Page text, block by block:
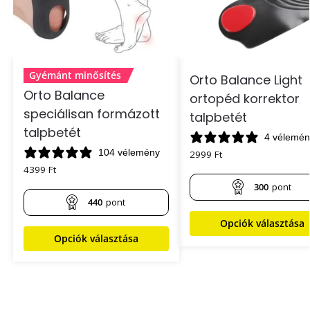
Gyémánt minősítés
Orto Balance
speciálisan formázott
talpbetét
104 vélemény
4399 Ft
440 pont
Opciók választása
Orto Balance Light
ortopéd korrektor
talpbetét
4
2999 Ft
300 pont
Opciók választása